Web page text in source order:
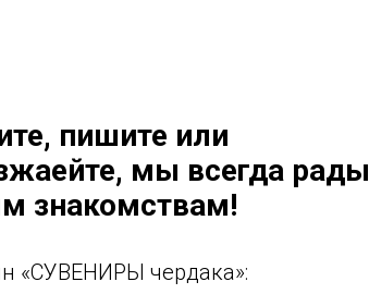
пишите или
мы всегда рады
знакомствам!
«СУВЕНИРЫ чердака»: